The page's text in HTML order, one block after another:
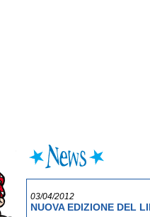
03/04/2012
NUOVA EDIZIONE DEL